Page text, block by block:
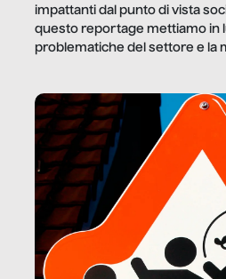
impattanti dal punto di vista
questo reportage mettiamo in
problematiche del settore e la